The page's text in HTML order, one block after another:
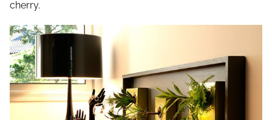
cherry.